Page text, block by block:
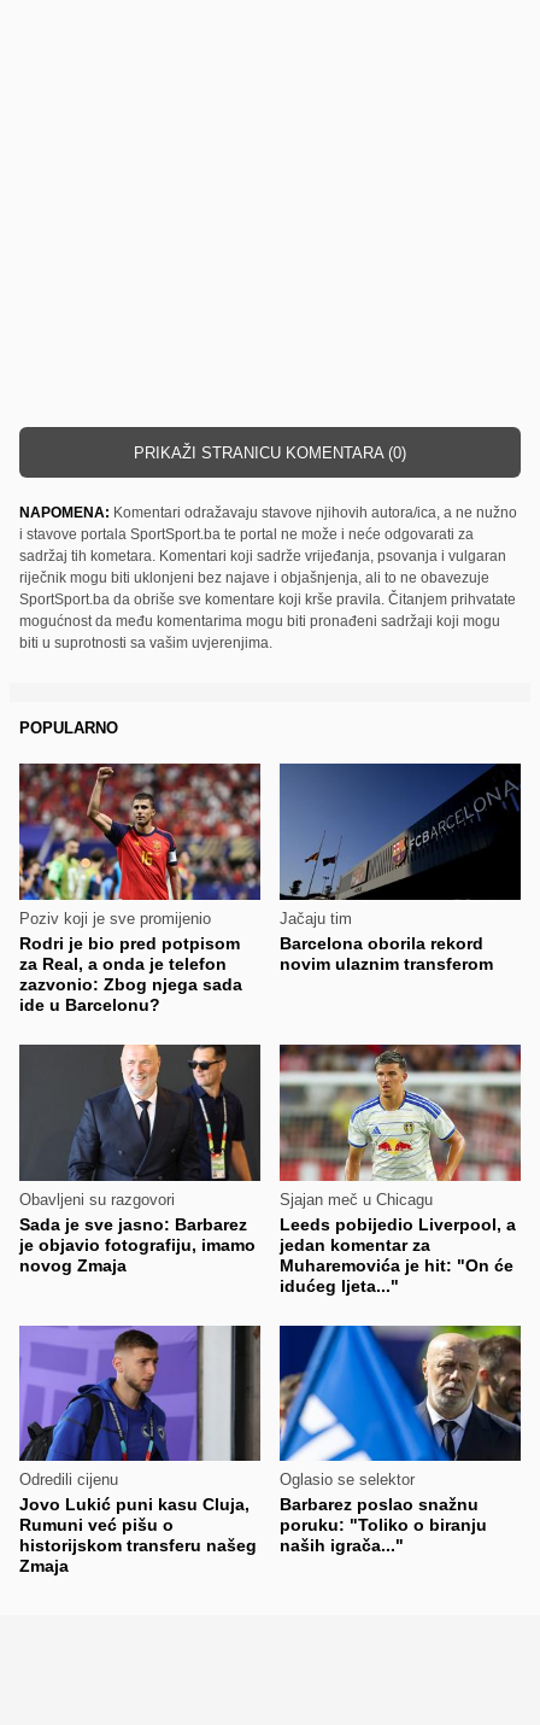
PRIKAŽI STRANICU KOMENTARA (0)
NAPOMENA: Komentari odražavaju stavove njihovih autora/ica, a ne nužno
i stavove portala SportSport.ba te portal ne može i neće odgovarati za
sadržaj tih kometara. Komentari koji sadrže vrijeđanja, psovanja i vulgaran
riječnik mogu biti uklonjeni bez najave i objašnjenja, ali to ne obavezuje
SportSport.ba da obriše sve komentare koji krše pravila. Čitanjem prihvatate
mogućnost da među komentarima mogu biti pronađeni sadržaji koji mogu
biti u suprotnosti sa vašim uvjerenjima.
POPULARNO
Poziv koji je sve promijenio
Rodri je bio pred potpisom
za Real, a onda je telefon
zazvonio: Zbog njega sada
ide u Barcelonu?
Jačaju tim
Barcelona oborila rekord
novim ulaznim transferom
Obavljeni su razgovori
Sada je sve jasno: Barbarez
je objavio fotografiju, imamo
novog Zmaja
Sjajan meč u Chicagu
Leeds pobijedio Liverpool, a
jedan komentar za
Muharemovića je hit: "On će
idućeg ljeta..."
Odredili cijenu
Jovo Lukić puni kasu Cluja,
Rumuni već pišu o
historijskom transferu našeg
Zmaja
Oglasio se selektor
Barbarez poslao snažnu
poruku: "Toliko o biranju
naših igrača..."